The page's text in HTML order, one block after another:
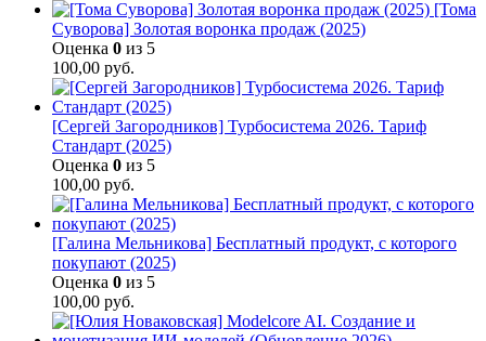
[Тома
Суворова] Золотая воронка продаж (2025)
Оценка 0 из 5
100,00 руб.
[Сергей Загородников] Турбосистема 2026. Тариф
Стандарт (2025)
Оценка 0 из 5
100,00 руб.
[Галина Мельникова] Бесплатный продукт, с которого
покупают (2025)
Оценка 0 из 5
100,00 руб.